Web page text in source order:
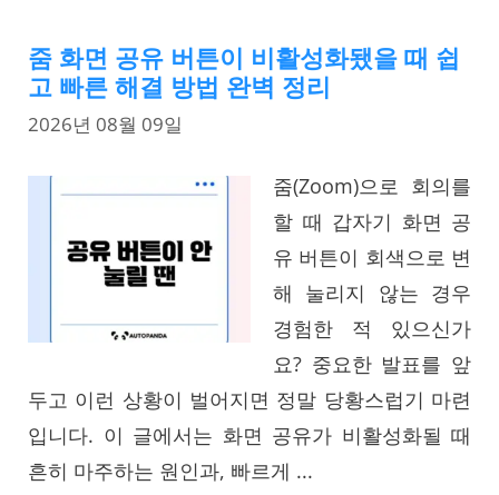
줌 화면 공유 버튼이 비활성화됐을 때 쉽
고 빠른 해결 방법 완벽 정리
2026년 08월 09일
줌(Zoom)으로 회의를
할 때 갑자기 화면 공
유 버튼이 회색으로 변
해 눌리지 않는 경우
경험한 적 있으신가
요? 중요한 발표를 앞
두고 이런 상황이 벌어지면 정말 당황스럽기 마련
입니다. 이 글에서는 화면 공유가 비활성화될 때
흔히 마주하는 원인과, 빠르게 ...